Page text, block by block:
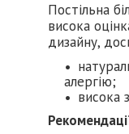
Постільна
висока
дизайну,
алергію;
висока